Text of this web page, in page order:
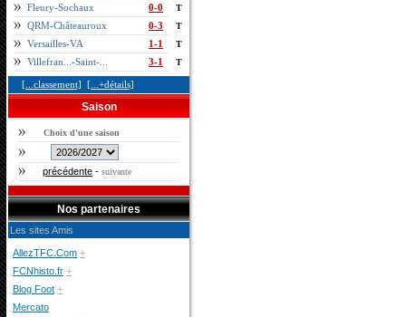
Fleury-Sochaux 0-0 T
QRM-Châteauroux 0-3 T
Versailles-VA 1-1 T
Villefran...-Saint-... 3-1 T
[...classement] [...+détails]
Saison
Choix d'une saison
précédente - suivante
Nos partenaires
Les sites Amis
AllezTFC.Com +
FCNhisto.fr +
Blog Foot +
Mercato